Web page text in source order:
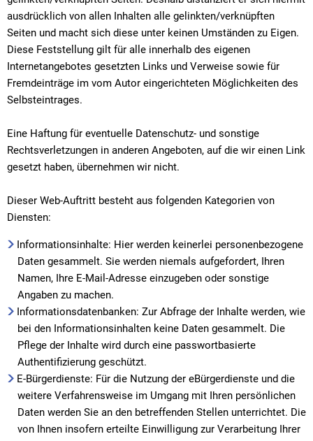
ausdrücklich von allen Inhalten alle gelinkten/verknüpften
Seiten und macht sich diese unter keinen Umständen zu Eigen.
Diese Feststellung gilt für alle innerhalb des eigenen
Internetangebotes gesetzten Links und Verweise sowie für
Fremdeinträge im vom Autor eingerichteten Möglichkeiten des
Selbsteintrages.
Eine Haftung für eventuelle Datenschutz- und sonstige
Rechtsverletzungen in anderen Angeboten, auf die wir einen Link
gesetzt haben, übernehmen wir nicht.
Dieser Web-Auftritt besteht aus folgenden Kategorien von
Diensten:
Informationsinhalte: Hier werden keinerlei personenbezogene
Daten gesammelt. Sie werden niemals aufgefordert, Ihren
Namen, Ihre E-Mail-Adresse einzugeben oder sonstige
Angaben zu machen.
Informationsdatenbanken: Zur Abfrage der Inhalte werden, wie
bei den Informationsinhalten keine Daten gesammelt. Die
Pflege der Inhalte wird durch eine passwortbasierte
Authentifizierung geschützt.
E-Bürgerdienste: Für die Nutzung der eBürgerdienste und die
weitere Verfahrensweise im Umgang mit Ihren persönlichen
Daten werden Sie an den betreffenden Stellen unterrichtet. Die
von Ihnen insofern erteilte Einwilligung zur Verarbeitung Ihrer